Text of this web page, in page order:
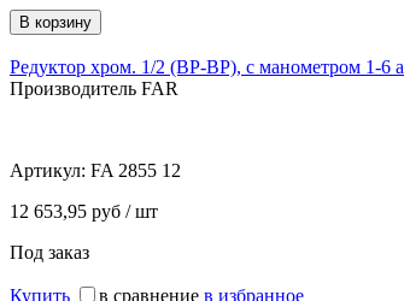
Редуктор хром. 1/2 (ВР-ВР), с манометром 1-6
Производитель FAR
Артикул: FA 2855 12
12 653,95 руб / шт
Под заказ
Купить в сравнение в избранное